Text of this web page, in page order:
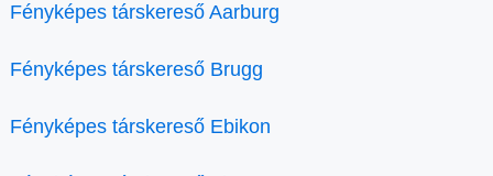
Fényképes társkereső Aarburg
Fényképes társkereső Brugg
Fényképes társkereső Ebikon